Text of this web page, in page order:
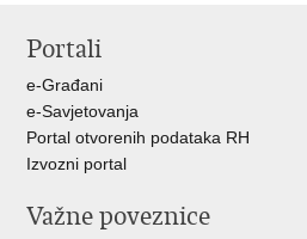
Facebooku
Portali
e-Građani
e-Savjetovanja
Portal otvorenih podataka RH
Izvozni portal
Važne poveznice